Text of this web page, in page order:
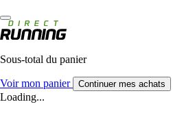
Sous-total du panier
Voir mon panier Continuer mes achats
Loading...